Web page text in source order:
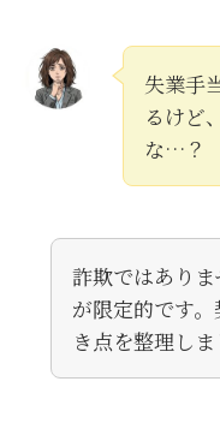
失業手
るけど
な…？
詐欺ではあり
が限定的です
き点を整理しま